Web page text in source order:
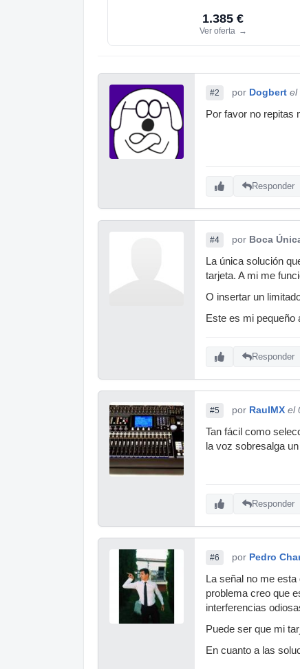
1.385 €
Ver oferta →
#2 por Dogbert el
Por favor no repitas
Responder
#4 por Boca
La única solución
tarjeta. A mi me
O insertar un
Este es mi pequeño
Responder
#5 por RaulMX el
Tan fácil como
la voz sobresalga
Responder
#6 por Pedro
La señal no me
problema creo que
interferencias
Puede ser que mi
En cuanto a las